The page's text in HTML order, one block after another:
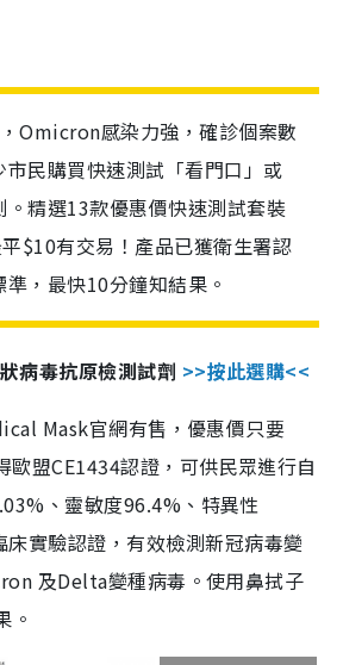
Omicron感染力強，確診個案數
民購買快速測試「看門口」或
。精選13款優惠價快速測試套裝
$10有交易！產品已獲衛生署認
，最快10分鐘知結果。
病毒抗原檢測試劑 >>按此選購<<
Mask官網有售，優惠價只要
盟CE1434認證，可供民眾進行自
、靈敏度96.4%、特異性
實驗認證，有效檢測新冠病毒變
及Delta變種病毒。使用鼻拭子
。